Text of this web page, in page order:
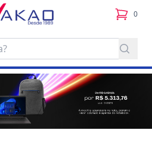
0
itens